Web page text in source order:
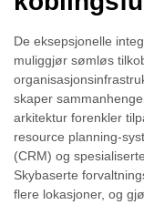
De eksepsjonelle
muliggjør sømløs
skaper
arkitektur forenkler
resource planning-
(CRM) og
Skybaserte
flere lokasjoner, og